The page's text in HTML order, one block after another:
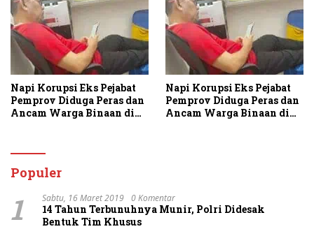
Napi Korupsi Eks Pejabat
Pemprov Diduga Peras dan
Ancam Warga Binaan di
Napi Korupsi Eks Pejabat
Pemprov Diduga Peras dan
Ancam Warga Binaan di
Populer
1 Sabtu, 16 Maret 2019 0 Komentar
14 Tahun Terbunuhnya Munir, Polri Didesak
Bentuk Tim Khusus